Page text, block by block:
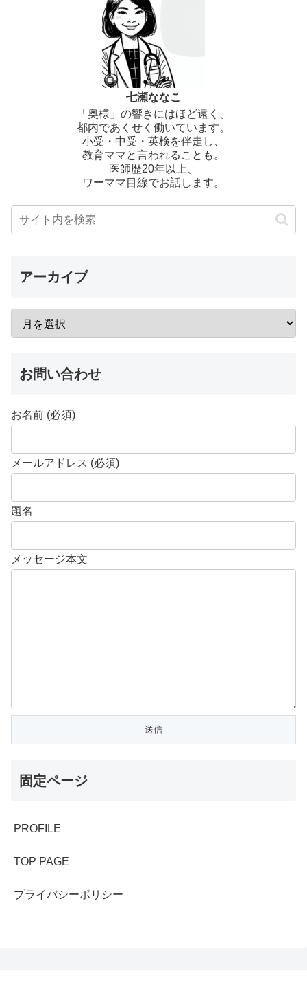
七瀬ななこ
「奥様」の響きにはほど遠く、
都内であくせく働いています。
小受・中受・英検を伴走し、
教育ママと言われることも。
医師歴20年以上、
ワーママ目線でお話します。
アーカイブ
お問い合わせ
お名前 (必須)
メールアドレス (必須)
題名
メッセージ本文
固定ページ
PROFILE
TOP PAGE
プライバシーポリシー